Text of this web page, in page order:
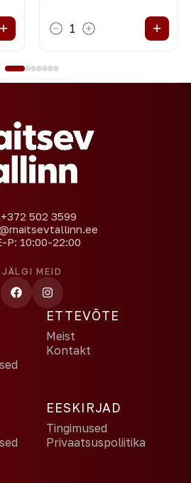
+ 1 +
+372 502 3599
P: 10:00-22:00
JÄLGI MEID
ETTEVÕTE
Meist
Kontakt
EESKIRJAD
Tingimused
Privaatsuspoliitika